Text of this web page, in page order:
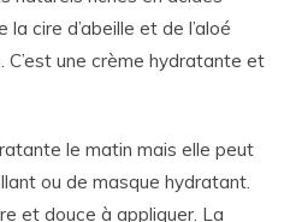
cire d’abeille et de l’aloé
C’est une crème hydratante et
le matin mais elle peut
ou de masque hydratant.
et douce à appliquer. La